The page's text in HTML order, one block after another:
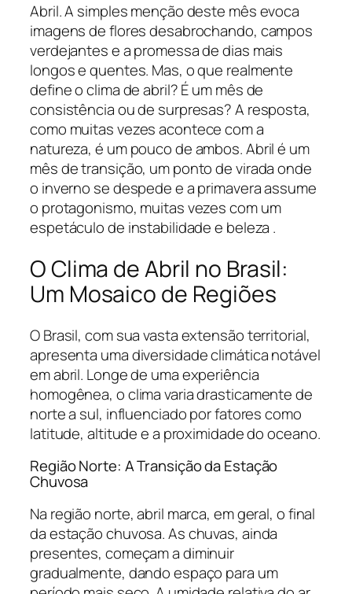
Abril. A simples menção deste mês evoca
imagens de flores desabrochando, campos
verdejantes e a promessa de dias mais
longos e quentes. Mas, o que realmente
define o clima de abril? É um mês de
consistência ou de surpresas? A resposta,
como muitas vezes acontece com a
natureza, é um pouco de ambos. Abril é um
mês de transição, um ponto de virada onde
o inverno se despede e a primavera assume
o protagonismo, muitas vezes com um
espetáculo de instabilidade e beleza .
O Clima de Abril no Brasil:
Um Mosaico de Regiões
O Brasil, com sua vasta extensão territorial,
apresenta uma diversidade climática notável
em abril. Longe de uma experiência
homogênea, o clima varia drasticamente de
norte a sul, influenciado por fatores como
latitude, altitude e a proximidade do oceano.
Região Norte: A Transição da Estação
Chuvosa
Na região norte, abril marca, em geral, o final
da estação chuvosa. As chuvas, ainda
presentes, começam a diminuir
gradualmente, dando espaço para um